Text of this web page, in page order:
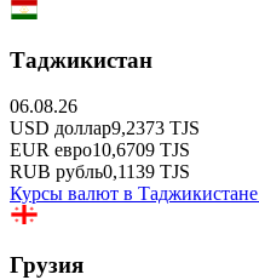
Таджикистан
06.08.26
USD доллар9,2373 TJS
EUR евро10,6709 TJS
RUB рубль0,1139 TJS
Курсы валют в Таджикистане
Грузия